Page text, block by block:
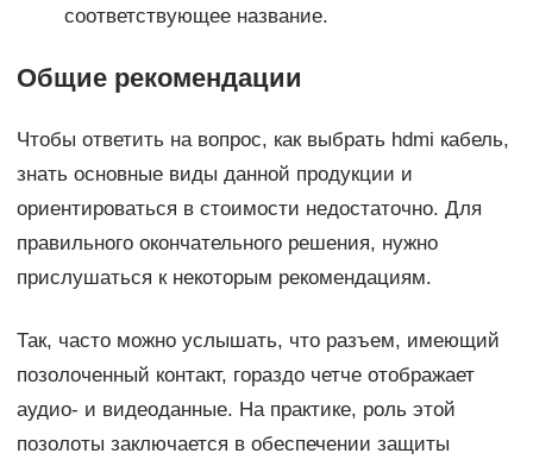
соответствующее название.
Общие рекомендации
Чтобы ответить на вопрос, как выбрать hdmi кабель,
знать основные виды данной продукции и
ориентироваться в стоимости недостаточно. Для
правильного окончательного решения, нужно
прислушаться к некоторым рекомендациям.
Так, часто можно услышать, что разъем, имеющий
позолоченный контакт, гораздо четче отображает
аудио- и видеоданные. На практике, роль этой
позолоты заключается в обеспечении защиты